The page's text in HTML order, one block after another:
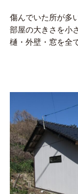
傷んでいた所が多
部屋の大きさを小
樋・外壁・窓を全